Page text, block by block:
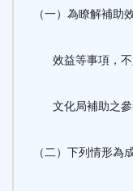
（一）為瞭解補助
效益等事項，不定
文化局補助之參
（二）下列情形為